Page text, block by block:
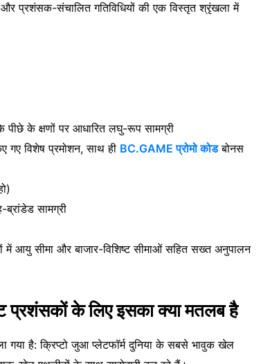
और प्रशंसक-संचालित गतिविधियों की एक विस्तृत श्रृंखला में
पीछे के क्षणों पर आधारित लघु-रूप सामग्री
गए विशेष प्रमोशन, साथ ही BC.GAME प्रोमो कोडबोनस
सामग्री
में आयु सीमा और बाजार-विशिष्ट सीमाओं सहित सख्त अनुपालन
प्रशंसकों के लिए इसका क्या मतलब है
गया है: क्रिप्टो जुआ प्लेटफॉर्म दुनिया के सबसे भावुक खेल